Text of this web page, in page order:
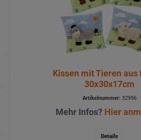
Kissen mit Tieren aus
30x30x17cm
Artikelnummer:32996
Mehr Infos? Hier
Details